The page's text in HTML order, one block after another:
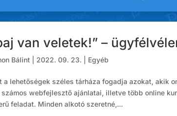
van veletek!” –
Bálint 2022. 09. 23. Egyéb
a lehetőségek széles tárháza fogadja azokat, akik
webfejlesztő ajánlatai, illetve több online
feladat. Minden alkotó szeretné,...